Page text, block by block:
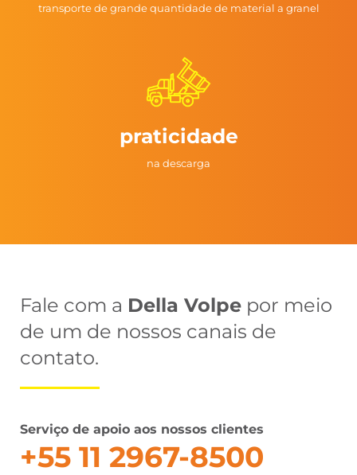
transporte de grande quantidade de material a granel
praticidade
na descarga
Fale com a Della Volpe por meio
de um de nossos canais de
contato.
Serviço de apoio aos nossos clientes
+55 11 2967-8500